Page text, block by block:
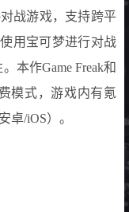
战游戏，支持跨平
用宝可梦进行对战
本作Game Freak和
模式，游戏内有氪
卓/iOS）。